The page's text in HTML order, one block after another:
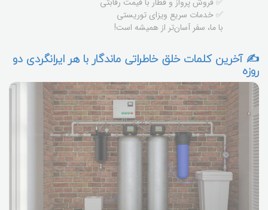
✅ خدمات سریع ویزای توریستی
با ما، سفر آسان‌تر از همیشه است!
✍️ آخرین کلمات خلق خاطراتی ماندگار با هر ایرانگردی دو
روزه